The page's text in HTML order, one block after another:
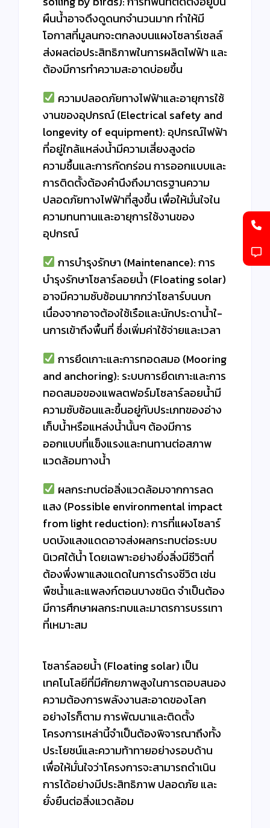
ผืนน้ำอาจดึงดูดนกจำนวนมาก ทำให้มี
โอกาสที่มูลนกจะตกลงบนแผงโซลาร์เซลล์
ส่งผลต่อประสิทธิภาพในการผลิตไฟฟ้า และ
ต้องมีการทำความสะอาดบ่อยขึ้น
ความปลอดภัยทางไฟฟ้าและอายุการใช้
งานของอุปกรณ์ (Electrical safety and
longevity of equipment): อุปกรณ์ไฟฟ้า
ที่อยู่ใกล้แหล่งน้ำมีความเสี่ยงสูงต่อ
ความชื้นและการกัดกร่อน การออกแบบและ
การติดตั้งต้องคำนึงถึงมาตรฐานความ
ปลอดภัยทางไฟฟ้าที่สูงขึ้น เพื่อให้มั่นใจใน
ความทนทานและอายุการใช้งานของ
อุปกรณ์
การบำรุงรักษา (Maintenance): การ
บำรุงรักษาโซลาร์ลอยน้ำ (Floating solar)
อาจมีความซับซ้อนมากกว่าโซลาร์บนบก
เนื่องจากอาจต้องใช้เรือและนักประดาน้ำใ-
นการเข้าถึงพื้นที่ ซึ่งเพิ่มค่าใช้จ่ายและเวลา
การยึดเกาะและการทอดสมอ (Mooring
and anchoring): ระบบการยึดเกาะและการ
ทอดสมอของแพลตฟอร์มโซลาร์ลอยน้ำมี
ความซับซ้อนและขึ้นอยู่กับประเภทของอ่าง
เก็บน้ำหรือแหล่งน้ำนั้นๆ ต้องมีการ
ออกแบบที่แข็งแรงและทนทานต่อสภาพ
แวดล้อมทางน้ำ
ผลกระทบต่อสิ่งแวดล้อมจากการลด
แสง (Possible environmental impact
from light reduction): การที่แผงโซลาร์
บดบังแสงแดดอาจส่งผลกระทบต่อระบบ
นิเวศใต้น้ำ โดยเฉพาะอย่างยิ่งสิ่งมีชีวิตที่
ต้องพึ่งพาแสงแดดในการดำรงชีวิต เช่น
พืชน้ำและแพลงก์ตอนบางชนิด จำเป็นต้อง
มีการศึกษาผลกระทบและมาตรการบรรเทา
ที่เหมาะสม
โซลาร์ลอยน้ำ (Floating solar) เป็น
เทคโนโลยีที่มีศักยภาพสูงในการตอบสนอง
ความต้องการพลังงานสะอาดของโลก
อย่างไรก็ตาม การพัฒนาและติดตั้ง
โครงการเหล่านี้จำเป็นต้องพิจารณาถึงทั้ง
ประโยชน์และความท้าทายอย่างรอบด้าน
เพื่อให้มั่นใจว่าโครงการจะสามารถดำเนิน
การได้อย่างมีประสิทธิภาพ ปลอดภัย และ
ยั่งยืนต่อสิ่งแวดล้อม